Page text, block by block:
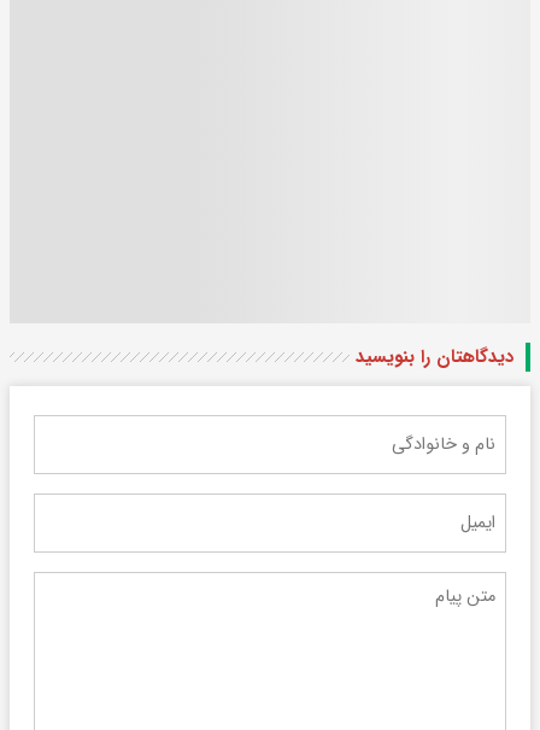
دیدگاهتان را بنویسید